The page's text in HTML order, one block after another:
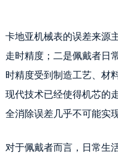
卡地亚机械表的误差来源
走时精度；二是佩戴者日
时精度受到制造工艺、材
现代技术已经使得机芯的
全消除误差几乎不可能实现
对于佩戴者而言，日常生